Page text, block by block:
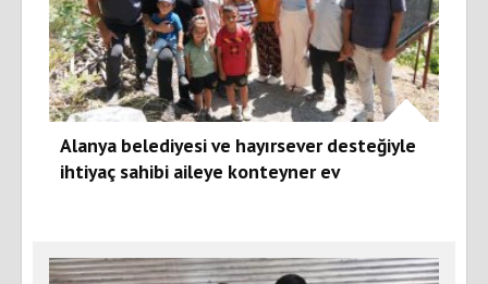
Alanya belediyesi ve hayırsever desteğiyle
ihtiyaç sahibi aileye konteyner ev